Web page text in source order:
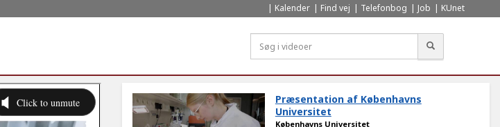
Kalender Find vej Telefonbog Job KUnet
Præsentation af Københavns
Universitet
Københavns Universitet